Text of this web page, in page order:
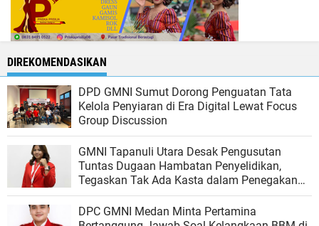
DIREKOMENDASIKAN
DPD GMNI Sumut Dorong Penguatan Tata
Kelola Penyiaran di Era Digital Lewat Focus
Group Discussion
GMNI Tapanuli Utara Desak Pengusutan
Tuntas Dugaan Hambatan Penyelidikan,
Tegaskan Tak Ada Kasta dalam Penegakan
Hukum
DPC GMNI Medan Minta Pertamina